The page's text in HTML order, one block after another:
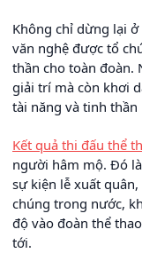
Không chỉ dừng lại
văn nghệ được tổ
thần cho toàn đoàn.
giải trí mà còn khơi
tài năng và tinh thần
Kết quả thi đấu thể
người hâm mộ. Đó
sự kiện lễ xuất
chúng trong nước,
độ vào đoàn thể
tới.